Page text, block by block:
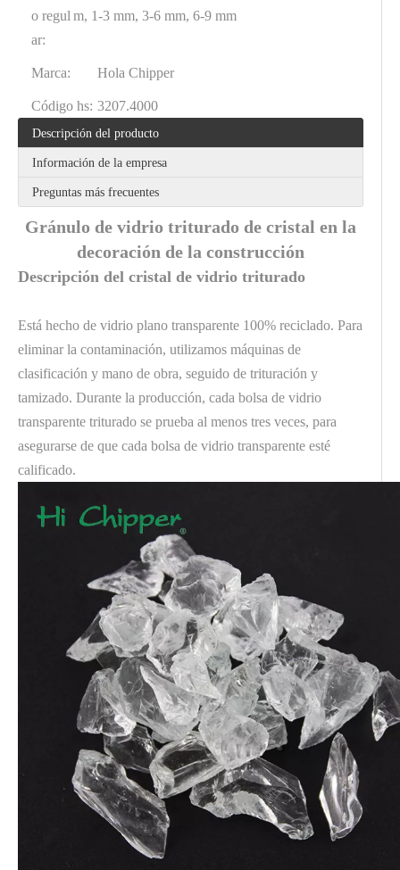
o regul
ar:
m, 1-3 mm, 3-6 mm, 6-9 mm
Marca: Hola Chipper
Código hs: 3207.4000
Descripción del producto
Información de la empresa
Preguntas más frecuentes
Gránulo de vidrio triturado de cristal en la
decoración de la construcción
Descripción del cristal de vidrio triturado
Está hecho de vidrio plano transparente 100% reciclado. Para
eliminar la contaminación, utilizamos máquinas de
clasificación y mano de obra, seguido de trituración y
tamizado. Durante la producción, cada bolsa de vidrio
transparente triturado se prueba al menos tres veces, para
asegurarse de que cada bolsa de vidrio transparente esté
calificado.